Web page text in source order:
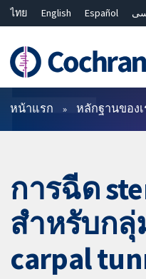
ไทย English Español
Bahasa Malaysia
繁體中文
ตัวกรอง
หน้าแรก หลักฐานของเ
การฉีด
สำหรับกลุ่
carpal